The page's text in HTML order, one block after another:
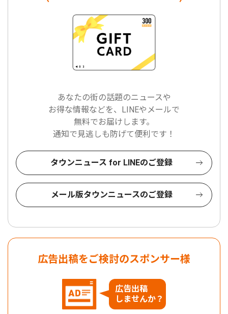
あなたの街の話題のニュースや
お得な情報などを、LINEやメールで
無料でお届けします。
通知で見逃しも防げて便利です！
タウンニュース for LINEのご登録
メール版タウンニュースのご登録
広告出稿をご検討のスポンサー様
広告出稿
しませんか？